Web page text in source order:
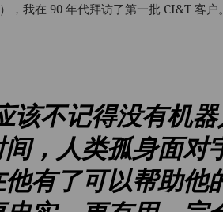
，我在 90 年代拜访了第一批 CI&T 客户。
该不记得没有机
，人类孤身面对
有了可以帮助他